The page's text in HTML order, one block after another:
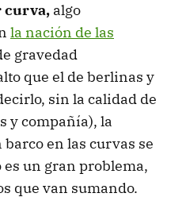
curva, algo
la nación de las
gravedad
que el de berlinas y
sin la calidad de
y compañía), la
en las curvas se
un gran problema,
que van sumando.